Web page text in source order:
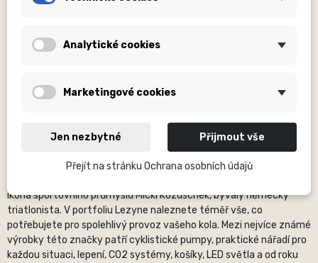
V názvech produktů oblečení jsou obsaženy velikosti (XXS,S, nebo
pozornost názvu produktu, kde bývá specifikováno zda je
Americkou značku Lezyne se zaměřuje na výrobu
ikona sportovního průmyslu Micki Kozuschek, bývalý německý
triatlonista. V portfoliu Lezyne naleznete téměř vše, co
potřebujete pro spolehlivý provoz vašeho kola. Mezi nejvíce známé
výrobky této značky patří cyklistické pumpy, praktické nářadí pro
každou situaci, lepení, CO2 systémy, košíky, LED světla a od roku
Analytické cookies
Marketingové cookies
Jen nezbytné Přijmout vše
Přejít na stránku Ochrana osobních údajů